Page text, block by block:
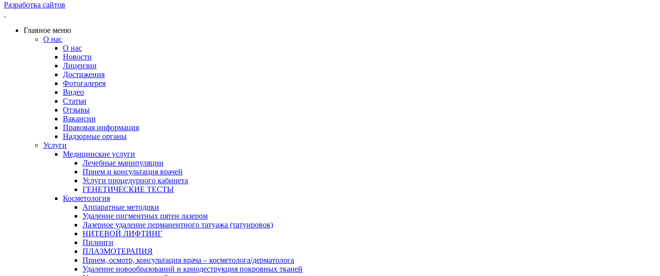
Разработка сайтов
Главное меню
О нас
О нас
Новости
Лицензии
Достижения
Фотогалерея
Видео
Статьи
Отзывы
Вакансии
Правовая информация
Надзорные органы
Услуги
Медицинские услуги
Лечебные манипуляции
Прием и консультация врачей
Услуги процедурного кабинета
ГЕНЕТИЧЕСКИЕ ТЕСТЫ
Косметология
Аппаратные методики
Удаление пигментных пятен лазером
Лазерное удаление перманентного татуажа (татуировок)
НИТЕВОЙ ЛИФТИНГ
Пилинги
ПЛАЗМОТЕРАПИЯ
Прием, осмотр, консультация врача – косметолога/дерматолога
Удаление новообразований и криодеструкция покровных тканей